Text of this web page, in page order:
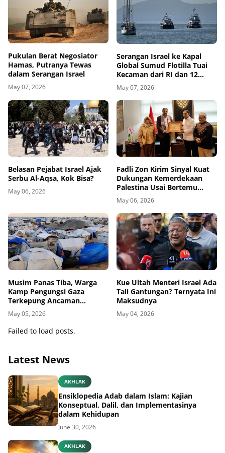
Pukulan Berat Negosiator
Hamas, Putranya Tewas
dalam Serangan Israel
May 07, 2026
Serangan Israel ke Kapal
Global Sumud Flotilla Tuai
Kecaman dari RI dan 12
Negara
May 07, 2026
Belasan Pejabat Israel Ajak
Serbu Al-Aqsa, Kok Bisa?
May 06, 2026
Fadli Zon Kirim Sinyal Kuat
Dukungan Kemerdekaan
Palestina Usai Bertemu
Delegasi di Kemenbud
May 06, 2026
Musim Panas Tiba, Warga
Kamp Pengungsi Gaza
Terkepung Ancaman
Penyakit Kulit
May 05, 2026
Kue Ultah Menteri Israel Ada
Tali Gantungan? Ternyata Ini
Maksudnya
May 04, 2026
Failed to load posts.
Latest News
AKHLAK
Ensiklopedia Adab dalam Islam: Kajian
Konseptual, Dalil, dan Implementasinya
dalam Kehidupan
June 30, 2026
AKHLAK